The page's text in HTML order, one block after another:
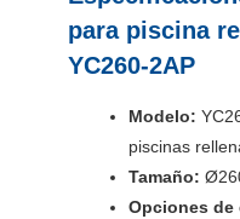
para piscina
YC260-2AP
Modelo:
piscinas
Tamaño:
Opciones de